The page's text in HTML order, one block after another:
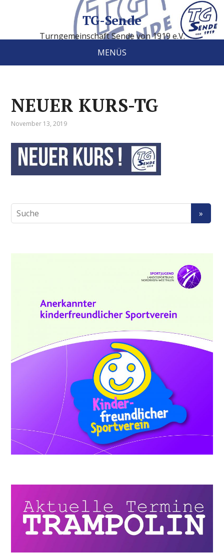
TG-Sende
Turngemeinschaft Sende von 1919 e.V.
MENÜS
NEUER KURS-TG
November 13, 2019